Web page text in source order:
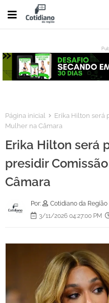
Página inicial
Erika Hilton será
Mulher na Câmara
Erika Hilton será
presidir
Câmara
Por:
Cotidiano da Região
3/11/2026 04:27:00 PM